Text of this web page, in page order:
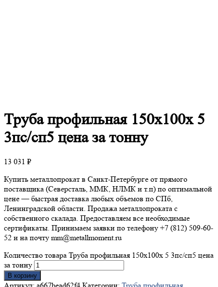
Трубапрофильная 150х100х 5
3пс/сп5 цена за тонну
13 031 ₽
Купить металлопрокат в Санкт-Петербурге от прямого
поставщика (Северсталь, ММК, НЛМК и т.п) по оптимальной
цене — быстрая доставка любых объемов по СПб,
Ленинградской области. Продажа металлопроката с
собственного скалада. Предоставляем все необходимые
сертификаты. Принимаем заявки по телефону +7 (812) 509-60-
52 и на почту mm@metallmoment.ru
Количество товара Труба профильная 150х100х 5 3пс/сп5 цена
за тонну
В корзину